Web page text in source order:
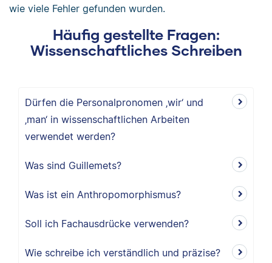
wie viele Fehler gefunden wurden.
Häufig gestellte Fragen:
Wissenschaftliches Schreiben
Dürfen die Personalpronomen ‚wir‘ und
‚man‘ in wissenschaftlichen Arbeiten
verwendet werden?
Was sind Guillemets?
Was ist ein Anthropomorphismus?
Soll ich Fachausdrücke verwenden?
Wie schreibe ich verständlich und präzise?